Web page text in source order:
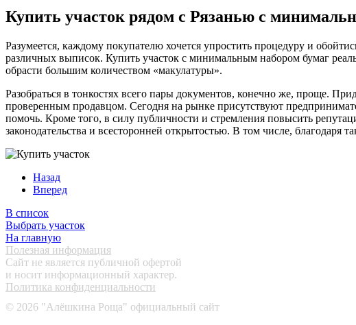
Купить участок рядом с Рязанью с
Разумеется, каждому покупателю хочется упростить процедуру и
различных выписок. Купить участок с минимальным набором бумаг
обрасти большим количеством «макулатуры».
Разобраться в тонкостях всего пары документов, конечно же, проще.
проверенным продавцом. Сегодня на рынке присутствуют
помочь. Кроме того, в силу публичности и стремления повысить
законодательства и всесторонней открытостью. В том числе,
Назад
Вперед
В список
Выбрать участок
На главную
Полезная информация
Сайт не является публичной офертой
и носит информационный характер.
Политика конфиденциальности
© 2026 "Алёшкина Роща" официальный сайт